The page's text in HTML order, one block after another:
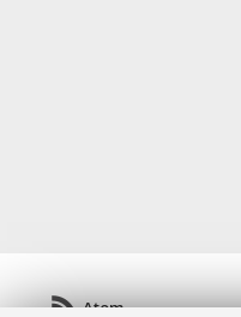
Atom